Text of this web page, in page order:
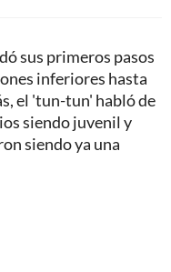
sus primeros pasos
inferiores hasta
el 'tun-tun' habló de
siendo juvenil y
siendo ya una